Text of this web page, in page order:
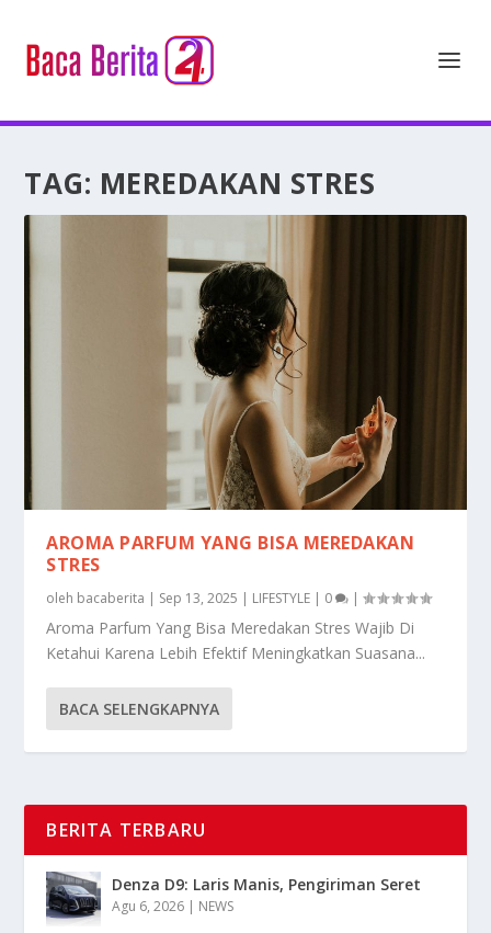
TAG: MEREDAKAN STRES
AROMA PARFUM YANG BISA MEREDAKAN
STRES
oleh bacaberita | Sep 13, 2025 | LIFESTYLE | 0 |
Aroma Parfum Yang Bisa Meredakan Stres Wajib Di
Ketahui Karena Lebih Efektif Meningkatkan Suasana...
BACA SELENGKAPNYA
BERITA TERBARU
Denza D9: Laris Manis, Pengiriman Seret
Agu 6, 2026 | NEWS